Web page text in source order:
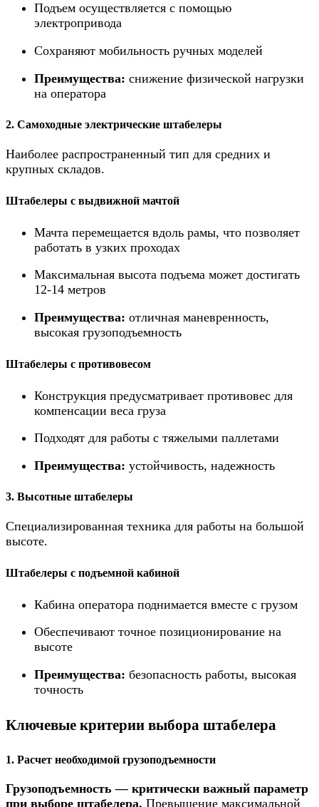
Подъем осуществляется с помощью
электропривода
Сохраняют мобильность ручных моделей
Преимущества: снижение физической нагрузки
на оператора
2. Самоходные электрические штабелеры
Наиболее распространенный тип для средних и
крупных складов.
Штабелеры с выдвижной мачтой
Мачта перемещается вдоль рамы, что позволяет
работать в узких проходах
Максимальная высота подъема может достигать
12-14 метров
Преимущества: отличная маневренность,
высокая грузоподъемность
Штабелеры с противовесом
Конструкция предусматривает противовес для
компенсации веса груза
Подходят для работы с тяжелыми паллетами
Преимущества: устойчивость, надежность
3. Высотные штабелеры
Специализированная техника для работы на большой
высоте.
Штабелеры с подъемной кабиной
Кабина оператора поднимается вместе с грузом
Обеспечивают точное позиционирование на
высоте
Преимущества: безопасность работы, высокая
точность
Ключевые критерии выбора штабелера
1. Расчет необходимой грузоподъемности
Грузоподъемность — критически важный параметр
при выборе штабелера. Превышение максимальной